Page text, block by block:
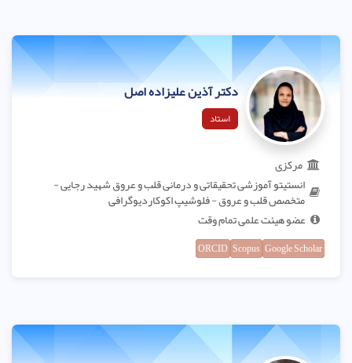
دکتر آذین علیزاده اصل
استاد
مرکزی
انستیتو آموزشی تحقیقاتی و درمانی قلب و عروق شهید رجایی -
متخصص قلب و عروق - فلوشیپ اکوکاردیوگرافی
عضو هیئت علمی تمام وقت
Google Scholar
Scopus
ORCID